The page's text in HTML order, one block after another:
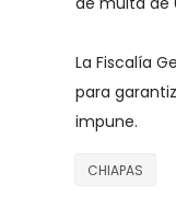
La Fiscalía
para
impune.
CHIAPAS